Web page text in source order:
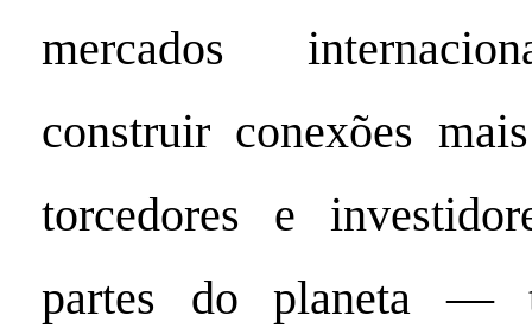
mercados
construir conexões
torcedores e
partes do planeta —